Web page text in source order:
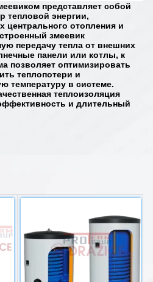
представляет собой
тепловой энергии,
центрального отопления и
змеевик
передачу тепла от внешних
панели или котлы, к
позволяет оптимизировать
теплопотери и
температуру в системе.
теплоизоляция
и длительный